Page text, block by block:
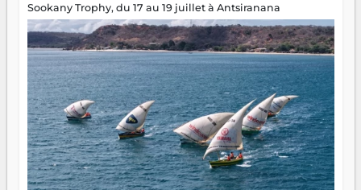
Sookany Trophy, du 17 au 19 juillet à Antsiranana